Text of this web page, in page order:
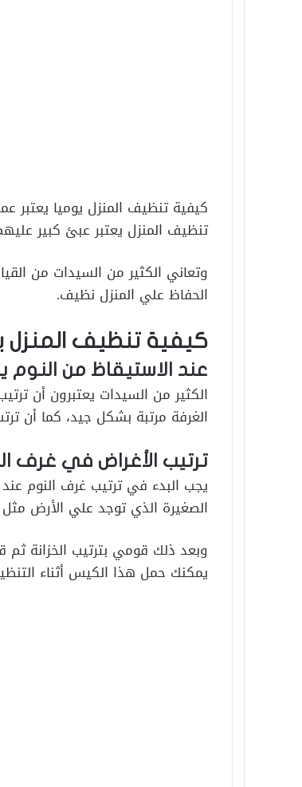
كيفية تنظيف المنزل يوميا
تنظيف المنزل يعتبر عبئ كبير
وتعاني الكثير من السيدات من
الحفاظ علي المنزل نظيف.
كيفية تنظيف المنزل
عند الاستيقاظ من النوم
الكثير من السيدات يعتبرون أن
الغرفة مرتبة بشكل جيد، كما أن
ترتيب الأغراض في غرف
يجب البدء في ترتيب غرف النوم
الصغيرة الذي توجد علي الأرض
وبعد ذلك قومي بترتيب الخزانة
يمكنك حمل هذا الكيس أثناء